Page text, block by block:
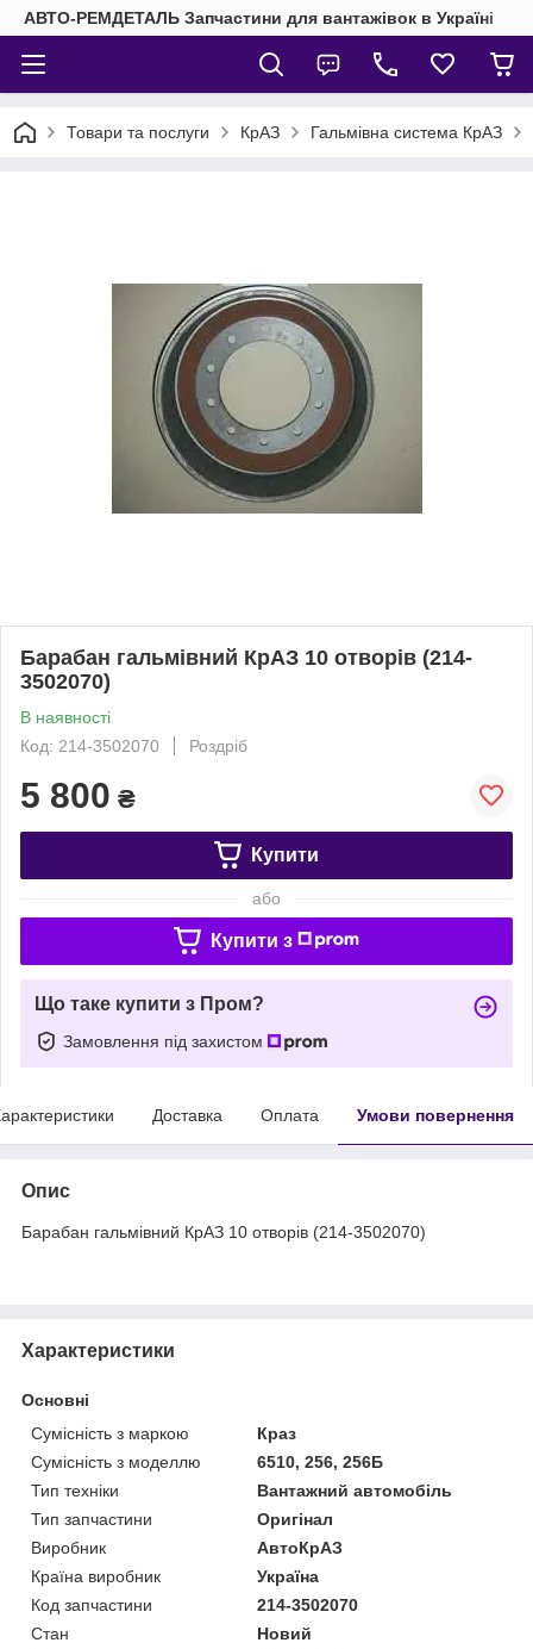
АВТО-РЕМДЕТАЛЬ Запчастини для вантажівок в Україні
Товари та послуги КрАЗ Гальмівна система КрАЗ
Барабан гальмівний КрАЗ 10 отворів (214-
3502070)
В наявності
Код: 214-3502070
Роздріб
5 800 ₴
Купити
або
Купити з
Що таке купити з Пром?
Замовлення під захистом
Доставка Оплата Умови повернення
Опис
Барабан гальмівний КрАЗ 10 отворів (214-3502070)
Характеристики
Основні
Сумісність з маркою
Краз
Сумісність з моделлю
6510, 256, 256Б
Тип техніки
Вантажний автомобіль
Тип запчастини
Оригінал
Виробник
АвтоКрАЗ
Країна виробник
Україна
Код запчастини
214-3502070
Стан
Новий